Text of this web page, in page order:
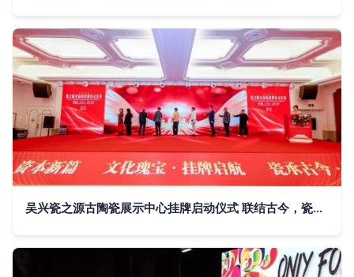
吴兴瓷之源古陶瓷展示中心挂牌启动仪式 联结古今，瓷耀世界